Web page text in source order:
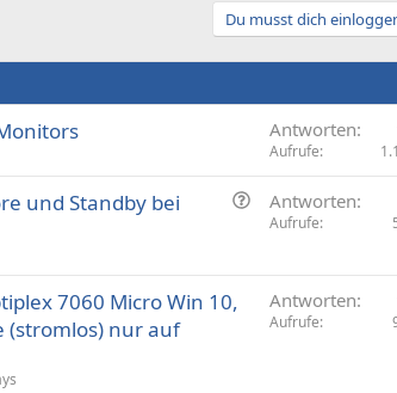
Du musst dich
Antworten
Aufrufe
F
g
und Standby bei
Antworten
Aufrufe
7060 Micro Win 10,
(stromlos) nur auf
Antworten
Aufrufe